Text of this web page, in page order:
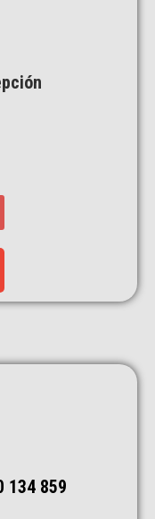
134 859